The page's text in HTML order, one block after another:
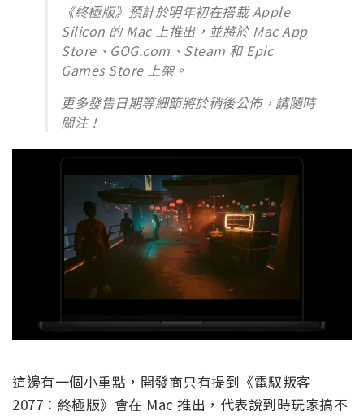
《終極版》預計於明年初在搭載 Apple
Silicon 的 Mac 上推出，並將於 Mac App
Store、GOG.com、Steam 和 Epic
Games Store 上架。
更多發售日期等細節將於稍後公佈，請隨時
關注！
這邊有一個小重點，開發商只有提到《電馭叛客
2077：終極版》會在 Mac 推出，代表說到時玩家搞不